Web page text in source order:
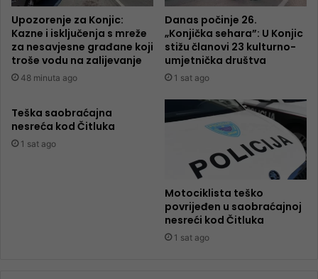
Upozorenje za Konjic:
Kazne i isključenja s mreže
za nesavjesne građane koji
troše vodu na zalijevanje
48 minuta ago
Danas počinje 26.
„Konjička sehara”: U Konjic
stižu članovi 23 kulturno-
umjetnička društva
1 sat ago
Teška saobraćajna
nesreća kod Čitluka
1 sat ago
Motociklista teško
povrijeđen u saobraćajnoj
nesreći kod Čitluka
1 sat ago